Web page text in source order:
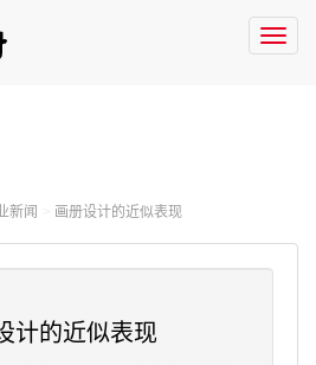
新闻 画册设计的近似表现
计的近似表现